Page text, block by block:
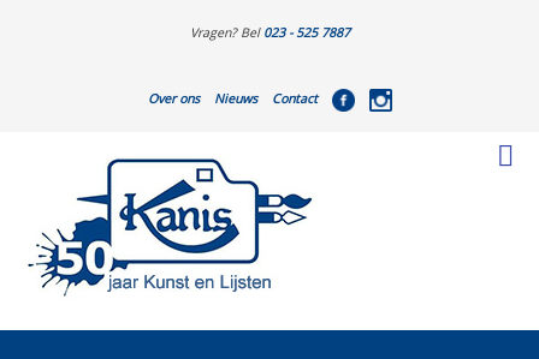
Vragen? Bel 023 - 525 7887
Over ons Nieuws Contact